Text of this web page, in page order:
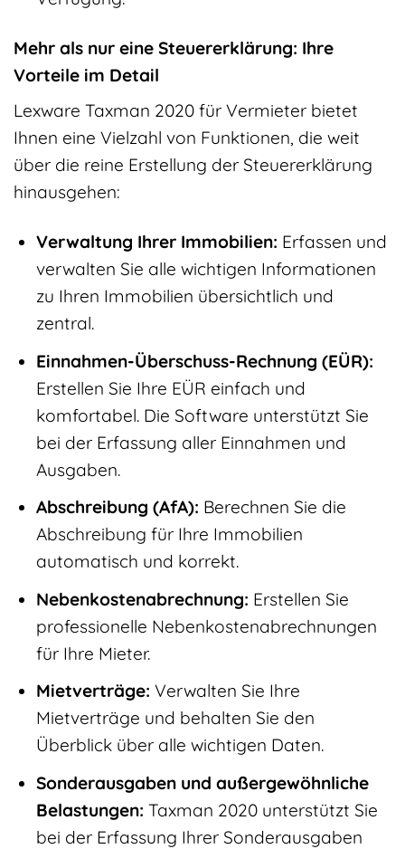
Mehr als nur eine Steuererklärung: Ihre
Vorteile im Detail
Lexware Taxman 2020 für Vermieter bietet
Ihnen eine Vielzahl von Funktionen, die weit
über die reine Erstellung der Steuererklärung
hinausgehen:
Verwaltung Ihrer Immobilien: Erfassen und
verwalten Sie alle wichtigen Informationen
zu Ihren Immobilien übersichtlich und
zentral.
Einnahmen-Überschuss-Rechnung (EÜR):
Erstellen Sie Ihre EÜR einfach und
komfortabel. Die Software unterstützt Sie
bei der Erfassung aller Einnahmen und
Ausgaben.
Abschreibung (AfA): Berechnen Sie die
Abschreibung für Ihre Immobilien
automatisch und korrekt.
Nebenkostenabrechnung: Erstellen Sie
professionelle Nebenkostenabrechnungen
für Ihre Mieter.
Mietverträge: Verwalten Sie Ihre
Mietverträge und behalten Sie den
Überblick über alle wichtigen Daten.
Sonderausgaben und außergewöhnliche
Belastungen: Taxman 2020 unterstützt Sie
bei der Erfassung Ihrer Sonderausgaben